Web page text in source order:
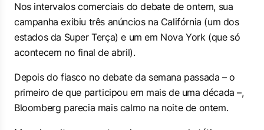
Nos intervalos comerciais do debate de ontem, sua
campanha exibiu três anúncios na Califórnia (um dos
estados da Super Terça) e um em Nova York (que só
acontecem no final de abril).
Depois do fiasco no debate da semana passada – o
primeiro de que participou em mais de uma década –,
Bloomberg parecia mais calmo na noite de ontem.